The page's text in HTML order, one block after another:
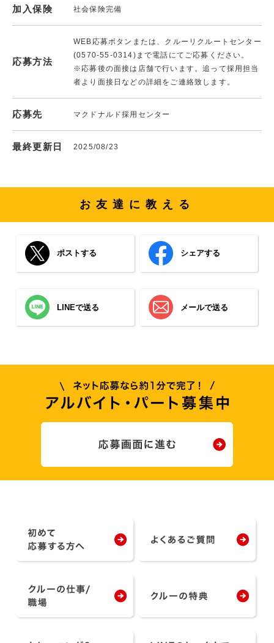
加入保険 社会保険完備
応募方法
WEB応募ボタンまたは、クルーリクルートセンター
(0570-55-0314)まで電話にてご応募ください。
※応募後の面接は店舗で行います。追って採用担当
者より面接日などの詳細をご連絡致します。
応募先 マクドナルド採用センター
最終更新日 2025/08/23
お友達に教える
ポストする シェアする
LINEで送る メールで送る